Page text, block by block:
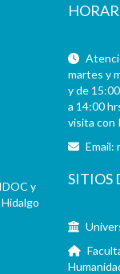
y
martes y
y de
a 14:00
visita con
Email:
SITIOS